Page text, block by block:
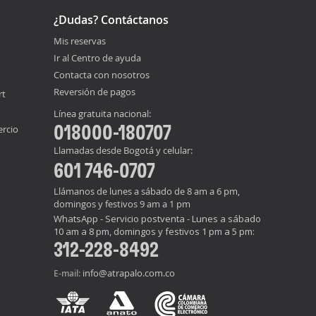
¿Dudas? Contáctanos
Mis reservas
Ir al Centro de ayuda
Contacta con nosotros
Reversión de pagos
Línea gratuita nacional:
018000-180707
Llamadas desde Bogotá y celular:
601 746-0707
Llámanos de lunes a sábado de 8 am a 6 pm,
domingos y festivos 9 am a 1 pm
WhatsApp - Servicio postventa - Lunes a sábado
10 am a 8 pm, domingos y festivos 1 pm a 5 pm:
312-228-8492
E-mail: info@atrapalo.com.co